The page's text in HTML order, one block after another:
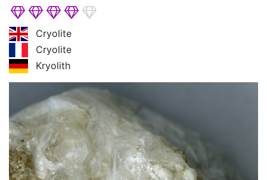
Cryolite
Cryolite
Kryolith